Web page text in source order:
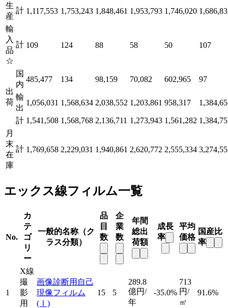
生
産
計 1,117,553 1,753,243 1,848,461 1,953,793 1,746,020
輸
入
品
☆
計 109 124 88 58 50 107
出
荷
国
内
485,477 134 98,159 70,082 602,965 97
輸
出
1,056,031 1,568,634 2,038,552 1,203,861 958,317
計 1,541,508 1,568,768 2,136,711 1,273,943 1,561,282
月
末
在
庫
計 1,769,658 2,229,031 1,940,861 2,620,772 2,555,334
エックス線フィルム一覧
No.
カ
テ
ゴ
リ
ー
一般的名称（ク
ラス分類）
品
目
数
企
業
数
年間
総出
荷額
成長
率
平均
価格
国産比
率
1
X線
撮
影
用
画像診断用自己
現像フィルム
(Ⅰ)
15 5
289.8
億円/
年
-35.0%
713
円/
㎡
91.6%